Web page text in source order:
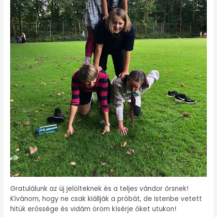
Gratulálunk az új jelölteknek és a teljes vándor őrsnek!
Kívánom, hogy ne csak kiállják a próbát, de Istenbe vetett
hitük erőssége és vidám öröm kísérje őket utukon!